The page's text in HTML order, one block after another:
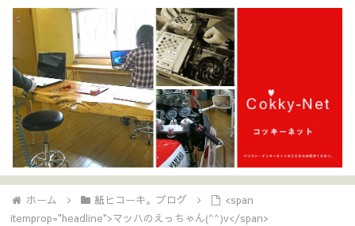
ホーム 紙ヒコーキ。ブログ
<span
itemprop="headline">マッハのえっちゃん(^^)v</span>